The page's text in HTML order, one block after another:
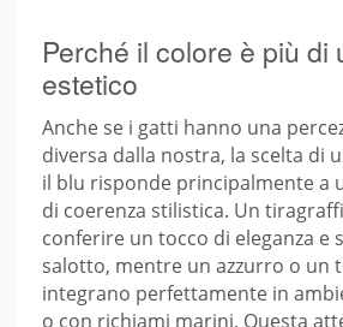
Perché il colore è più di
estetico
Anche se i gatti hanno una
diversa dalla nostra, la scelta di
il blu risponde principalmente a
di coerenza stilistica. Un
conferire un tocco di eleganza e
salotto, mentre un azzurro o un
integrano perfettamente in
o con richiami marini. Questa